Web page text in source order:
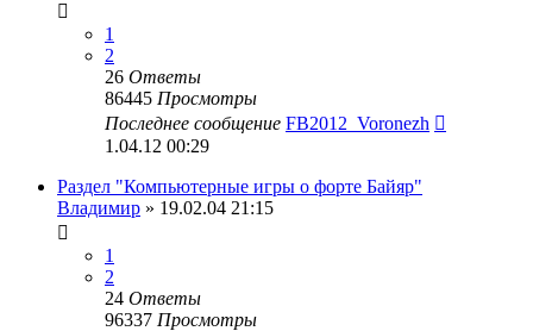
1
2
26 Ответы
86445 Просмотры
Последнее сообщение FB2012_Voronezh
1.04.12 00:29
Раздел "Компьютерные игры о форте Байяр"
Владимир » 19.02.04 21:15
1
2
24 Ответы
96337 Просмотры